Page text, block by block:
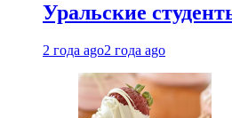
Уральские
2 года ago2 года ago